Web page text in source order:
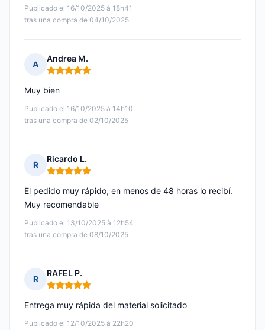
Publicado el 16/10/2025 à 18h41
tras una compra de 04/10/2025
A
Andrea M.
Nota: 5 de 5
Publicado el 16/10/2025 à 14h10
tras una compra de 02/10/2025
Muy bien
R
Ricardo L.
Nota: 5 de 5
Publicado el 13/10/2025 à 12h54
tras una compra de 08/10/2025
El pedido muy rápido, en menos de 48 horas lo recibí.
Muy recomendable
R
RAFEL P.
Nota: 5 de 5
Publicado el 12/10/2025 à 22h20
Entrega muy rápida del material solicitado